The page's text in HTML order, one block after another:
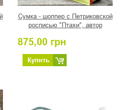
Сумка - шоппер с Петриковской
росписью "Птахи", автор
875,00 грн
Купить